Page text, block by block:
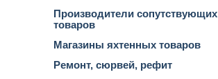
Производители сопутствующих
товаров
Магазины яхтенных товаров
Ремонт, сюрвей, рефит